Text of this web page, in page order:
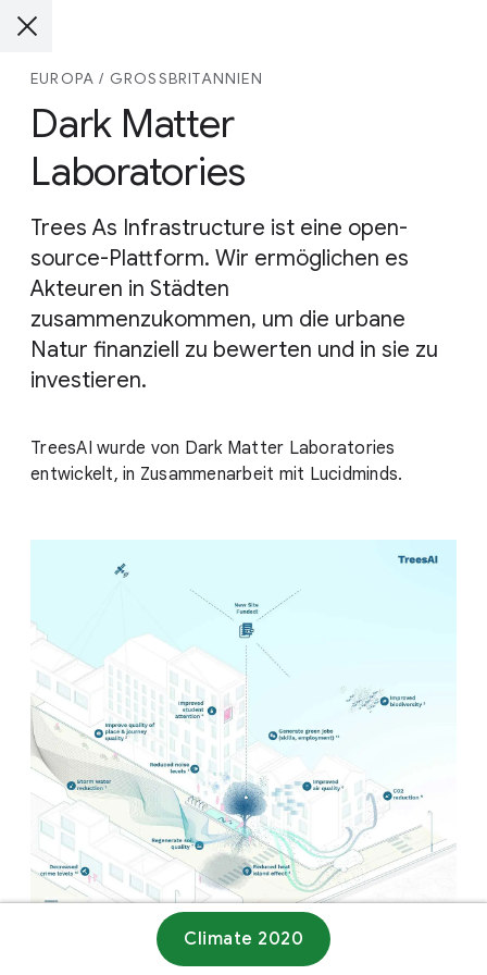
EUROPA / GROSSBRITANNIEN
Dark Matter
Laboratories
Trees As Infrastructure ist eine open-
source-Plattform. Wir ermöglichen es
Akteuren in Städten
zusammenzukommen, um die urbane
Natur finanziell zu bewerten und in sie zu
investieren.
TreesAI wurde von Dark Matter Laboratories
entwickelt, in Zusammenarbeit mit Lucidminds.
Climate 2020